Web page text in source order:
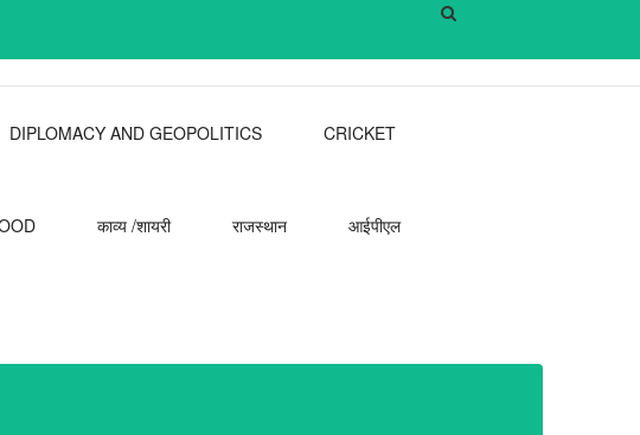
DIPLOMACY AND GEOPOLITICS CRICKET
काव्य /शायरी राजस्थान आईपीएल